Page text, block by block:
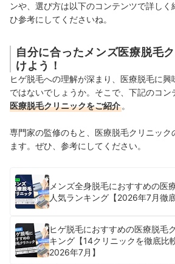
ンや、選び方は以下のコンテンツで詳し
ひ参考にしてくださいね。
自分に合ったメンズ医療脱毛
けよう！
ヒゲ脱毛への理解が深まり、医療脱毛に
ではないでしょうか。そこで、下記のコン
医療脱毛クリニックをご紹介。
専門家の監修のもと、医療脱毛クリニック
ます。ぜひ、参考にしてください。
メンズ全身脱毛におすすめの医
人気ランキング【2026年7月徹底
ヒゲ脱毛におすすめの医療脱毛
キング【14クリニックを徹底比
2026年7月】